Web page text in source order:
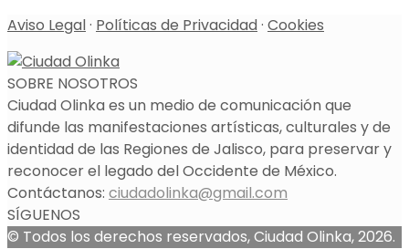
Aviso Legal· Políticas de Privacidad· Cookies
SOBRE NOSOTROS
Ciudad Olinka es un medio de comunicación que
difunde las manifestaciones artísticas, culturales y de
identidad de las Regiones de Jalisco, para preservar y
reconocer el legado del Occidente de México.
Contáctanos: ciudadolinka@gmail.com
SÍGUENOS
© Todos los derechos reservados, Ciudad Olinka, 2026.